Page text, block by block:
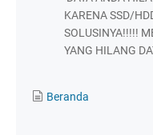
KARENA SSD/
SOLUSINYA!!!!!
YANG HILANG
Beranda